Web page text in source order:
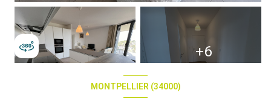
+6
MONTPELLIER (34000)